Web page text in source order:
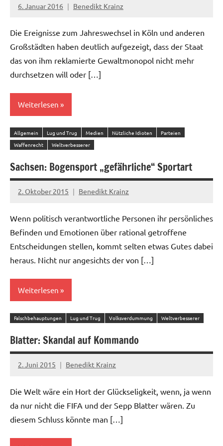
6. Januar 2016 Benedikt Krainz
3
Die Ereignisse zum Jahreswechsel in Köln und anderen
Großstädten haben deutlich aufgezeigt, dass der Staat
das von ihm reklamierte Gewaltmonopol nicht mehr
durchsetzen will oder […]
Weiterlesen
Allgemein Lug und Trug Medien Nützliche Idioten
Parteien
Waffenrecht
Weltverbesserer
Sachsen: Bogensport „gefährliche“ Sportart
2. Oktober 2015 Benedikt Krainz
8
Wenn politisch verantwortliche Personen ihr persönliches
Befinden und Emotionen über rational getroffene
Entscheidungen stellen, kommt selten etwas Gutes dabei
heraus. Nicht nur angesichts der von […]
Weiterlesen
Falschbehauptungen Lug und Trug Volksverdummung Weltverbesserer
Blatter: Skandal auf Kommando
2. Juni 2015 Benedikt Krainz
Die Welt wäre ein Hort der Glückseligkeit, wenn, ja wenn
da nur nicht die FIFA und der Sepp Blatter wären. Zu
diesem Schluss könnte man […]